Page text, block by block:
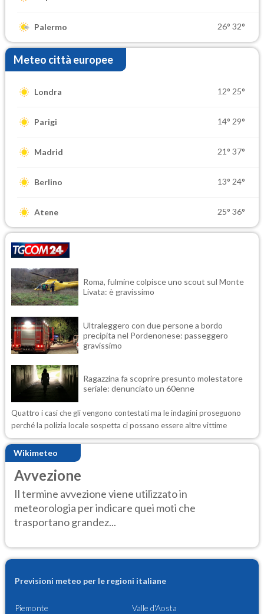
Palermo 26° 32°
Meteo città europee
Londra 12° 25°
Parigi 14° 29°
Madrid 21° 37°
Berlino 13° 24°
Atene 25° 36°
Roma, fulmine colpisce uno scout sul Monte
Livata: è gravissimo
Ultraleggero con due persone a bordo
precipita nel Pordenonese: passeggero
gravissimo
Ragazzina fa scoprire presunto molestatore
seriale: denunciato un 60enne
Quattro i casi che gli vengono contestati ma le indagini proseguono
perché la polizia locale sospetta ci possano essere altre vittime
Wikimeteo
Avvezione
Il termine avvezione viene utilizzato in
meteorologia per indicare quei moti che
trasportano grandez...
Previsioni meteo per le regioni italiane
Piemonte Valle d'Aosta